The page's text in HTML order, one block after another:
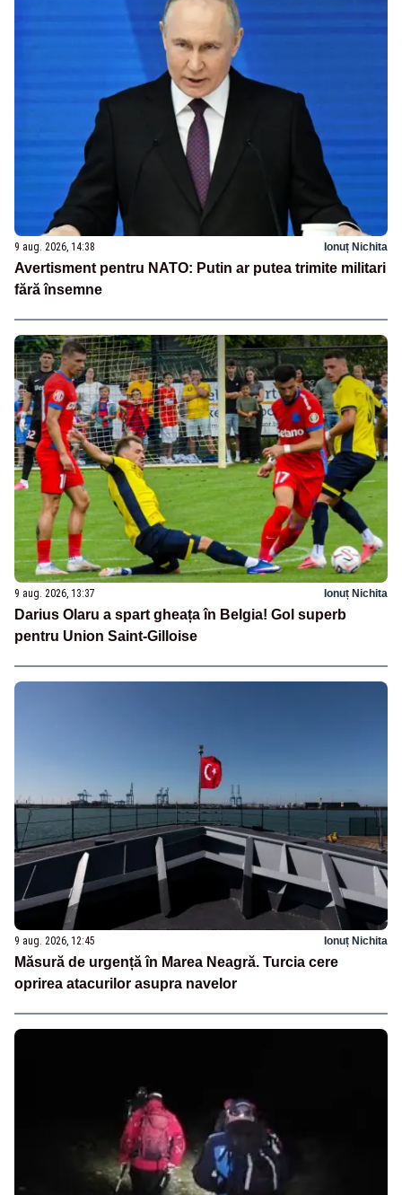
9 aug. 2026, 14:38 Ionuț Nichita
Avertisment pentru NATO: Putin ar putea trimite militari
fără însemne
9 aug. 2026, 13:37 Ionuț Nichita
Darius Olaru a spart gheața în Belgia! Gol superb
pentru Union Saint-Gilloise
9 aug. 2026, 12:45 Ionuț Nichita
Măsură de urgență în Marea Neagră. Turcia cere
oprirea atacurilor asupra navelor